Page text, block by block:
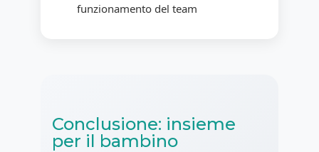
funzionamento del team
Conclusione: insieme
per il bambino